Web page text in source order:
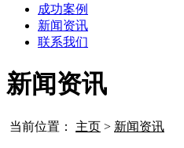
成功案例
新闻资讯
联系我们
新闻资讯
当前位置： 主页 > 新闻资讯